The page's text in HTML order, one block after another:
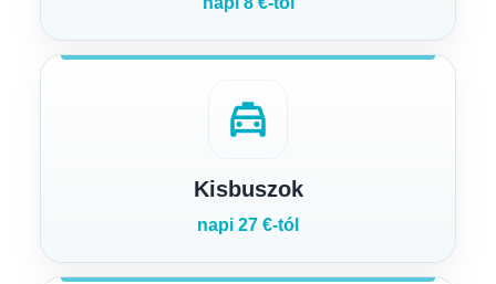
local_taxi
Kisbuszok
napi 27 €-tól